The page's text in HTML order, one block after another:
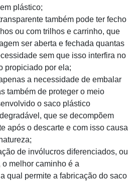
plástico;
também pode ter fecho
ou com trilhos e carrinho, que
ser aberta e fechada quantas
sem que isso interfira no
propiciado por ela;
a necessidade de embalar
também de proteger o meio
o saco plástico
que se decompõem
após o descarte e com isso causa
de invólucros diferenciados, ou
melhor caminho é a
qual permite a fabricação do saco